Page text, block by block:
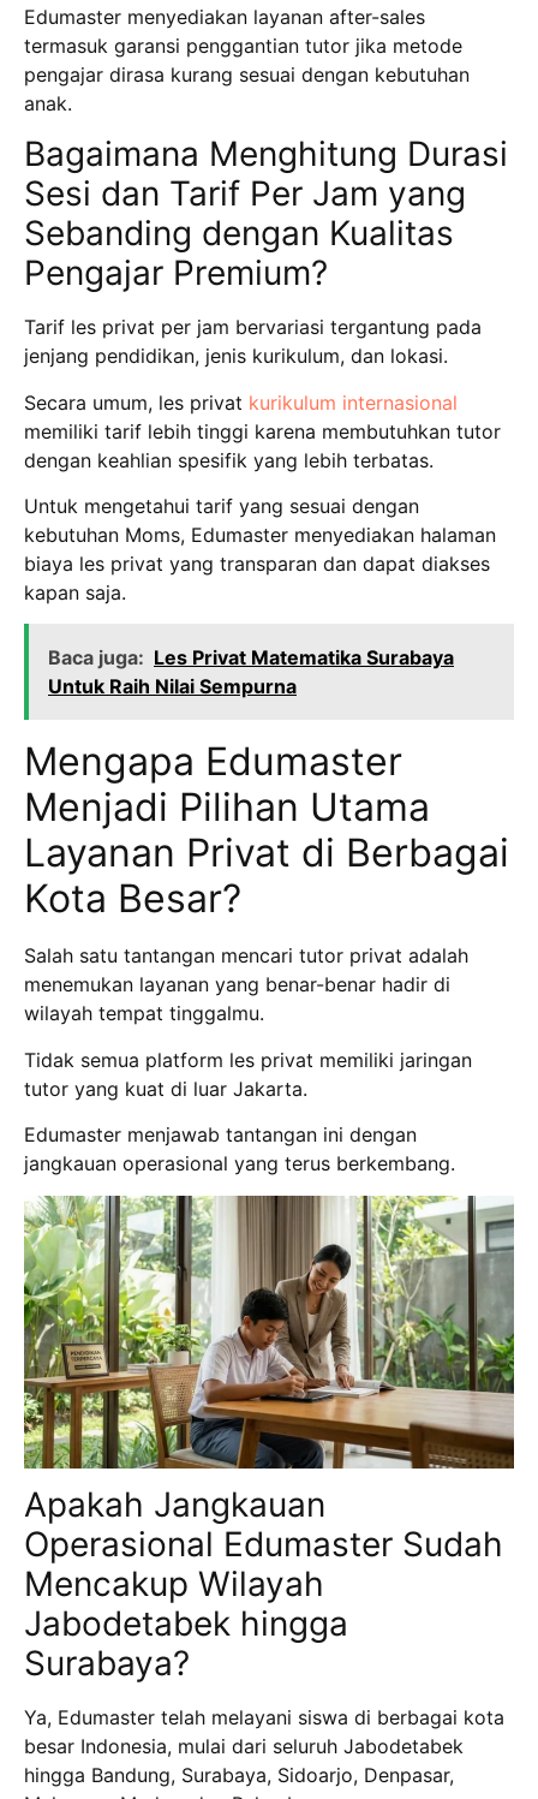
Edumaster menyediakan layanan after-sales
termasuk garansi penggantian tutor jika metode
pengajar dirasa kurang sesuai dengan kebutuhan
anak.
Bagaimana Menghitung Durasi
Sesi dan Tarif Per Jam yang
Sebanding dengan Kualitas
Pengajar Premium?
Tarif les privat per jam bervariasi tergantung pada
jenjang pendidikan, jenis kurikulum, dan lokasi.
Secara umum, les privat kurikulum internasional
memiliki tarif lebih tinggi karena membutuhkan tutor
dengan keahlian spesifik yang lebih terbatas.
Untuk mengetahui tarif yang sesuai dengan
kebutuhan Moms, Edumaster menyediakan halaman
biaya les privat yang transparan dan dapat diakses
kapan saja.
Baca juga: Les Privat Matematika Surabaya
Untuk Raih Nilai Sempurna
Mengapa Edumaster
Menjadi Pilihan Utama
Layanan Privat di Berbagai
Kota Besar?
Salah satu tantangan mencari tutor privat adalah
menemukan layanan yang benar-benar hadir di
wilayah tempat tinggalmu.
Tidak semua platform les privat memiliki jaringan
tutor yang kuat di luar Jakarta.
Edumaster menjawab tantangan ini dengan
jangkauan operasional yang terus berkembang.
Apakah Jangkauan
Operasional Edumaster Sudah
Mencakup Wilayah
Jabodetabek hingga
Surabaya?
Ya, Edumaster telah melayani siswa di berbagai kota
besar Indonesia, mulai dari seluruh Jabodetabek
hingga Bandung, Surabaya, Sidoarjo, Denpasar,